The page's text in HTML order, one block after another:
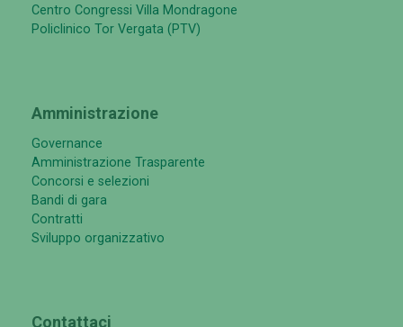
Centro Congressi Villa Mondragone
Policlinico Tor Vergata (PTV)
Amministrazione
Governance
Amministrazione Trasparente
Concorsi e selezioni
Bandi di gara
Contratti
Sviluppo organizzativo
Contattaci